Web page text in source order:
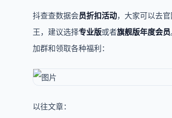
抖查查数据会员折扣活动，大家可以去
王，建议选择专业版或者旗舰版年度会员
加群和领取各种福利：
以往文章：